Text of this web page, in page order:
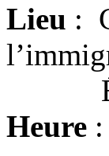
Lieu :
Heure